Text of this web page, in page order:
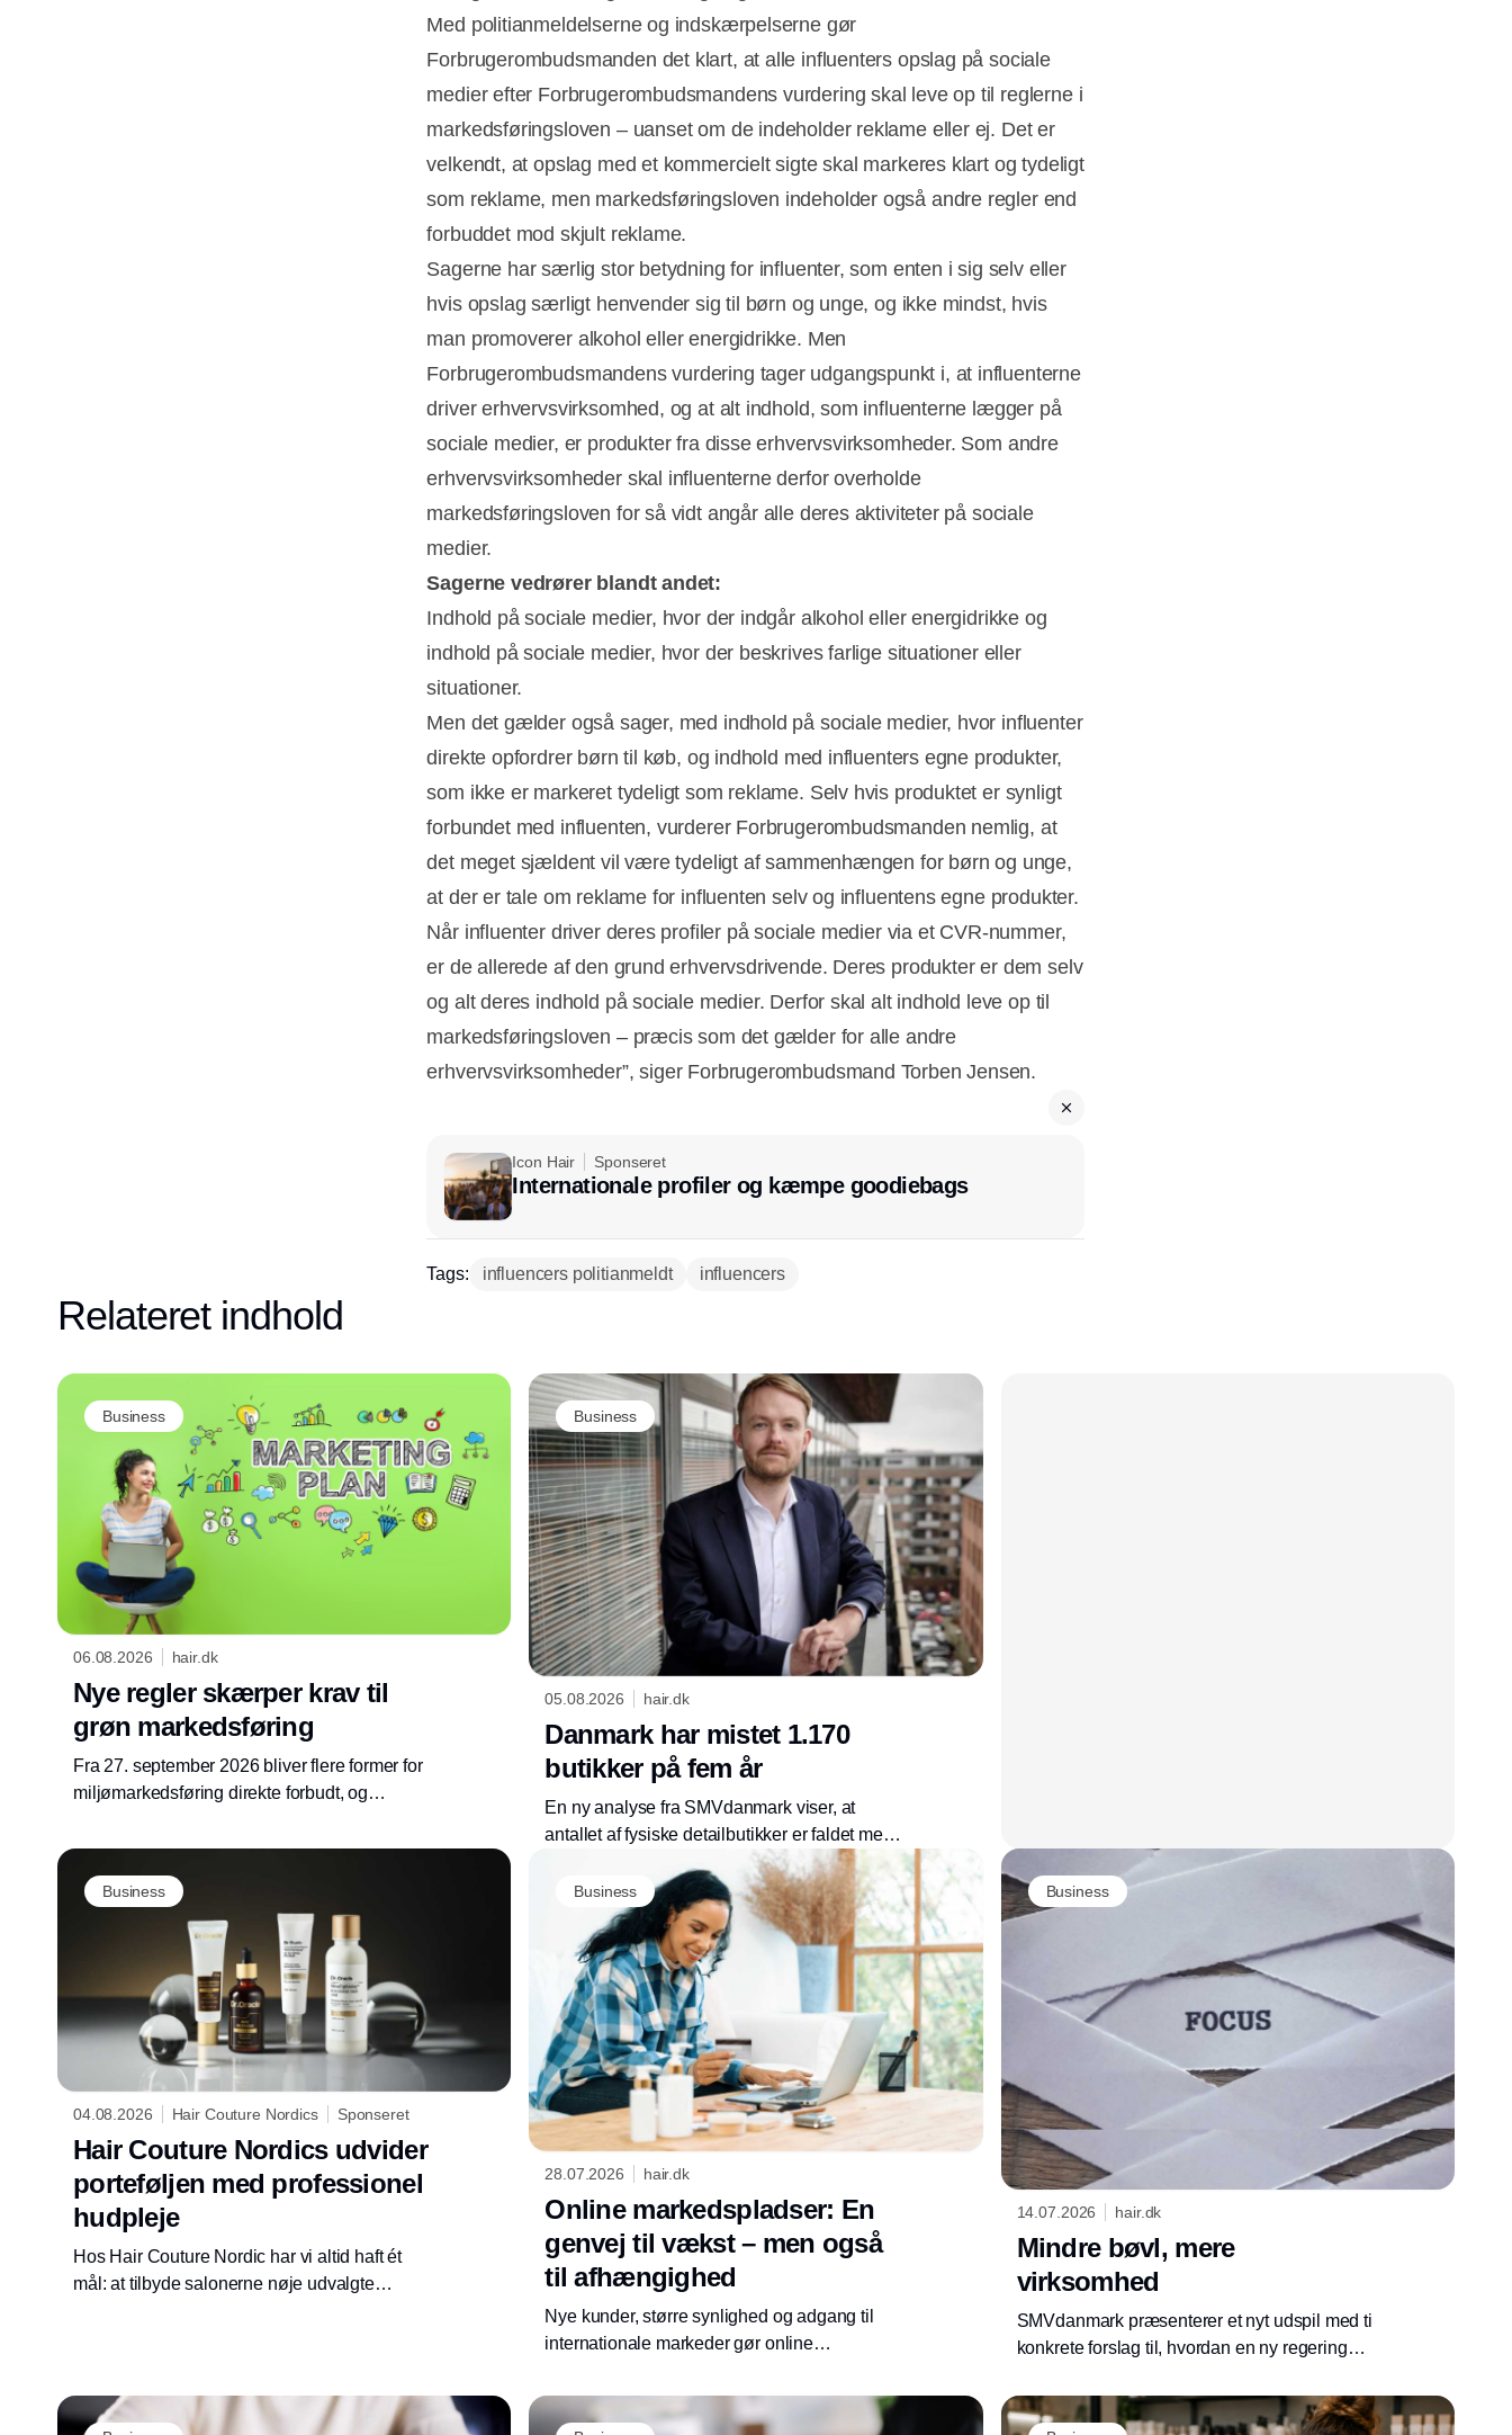
Med politianmeldelserne og indskærpelserne gør
Forbrugerombudsmanden det klart, at alle influenters opslag på sociale
medier efter Forbrugerombudsmandens vurdering skal leve op til reglerne i
markedsføringsloven – uanset om de indeholder reklame eller ej. Det er
velkendt, at opslag med et kommercielt sigte skal markeres klart og tydeligt
som reklame, men markedsføringsloven indeholder også andre regler end
forbuddet mod skjult reklame.
Sagerne har særlig stor betydning for influenter, som enten i sig selv eller
hvis opslag særligt henvender sig til børn og unge, og ikke mindst, hvis
man promoverer alkohol eller energidrikke. Men
Forbrugerombudsmandens vurdering tager udgangspunkt i, at influenterne
driver erhvervsvirksomhed, og at alt indhold, som influenterne lægger på
sociale medier, er produkter fra disse erhvervsvirksomheder. Som andre
erhvervsvirksomheder skal influenterne derfor overholde
markedsføringsloven for så vidt angår alle deres aktiviteter på sociale
medier.
Sagerne vedrører blandt andet:
Indhold på sociale medier, hvor der indgår alkohol eller energidrikke og
indhold på sociale medier, hvor der beskrives farlige situationer eller
situationer.
Men det gælder også sager, med indhold på sociale medier, hvor influenter
direkte opfordrer børn til køb, og indhold med influenters egne produkter,
som ikke er markeret tydeligt som reklame. Selv hvis produktet er synligt
forbundet med influenten, vurderer Forbrugerombudsmanden nemlig, at
det meget sjældent vil være tydeligt af sammenhængen for børn og unge,
at der er tale om reklame for influenten selv og influentens egne produkter.
Når influenter driver deres profiler på sociale medier via et CVR-nummer,
er de allerede af den grund erhvervsdrivende. Deres produkter er dem selv
og alt deres indhold på sociale medier. Derfor skal alt indhold leve op til
markedsføringsloven – præcis som det gælder for alle andre
erhvervsvirksomheder”, siger Forbrugerombudsmand Torben Jensen.
Icon Hair Sponseret
Internationale profiler og kæmpe goodiebags
Tags: influencers politianmeldt influencers
Relateret indhold
Business
06.08.2026 hair.dk
Nye regler skærper krav til
grøn markedsføring
Fra 27. september 2026 bliver flere former for
miljømarkedsføring direkte forbudt, og
sine anbefalinger til virksomheder.
Business
05.08.2026 hair.dk
Danmark har mistet 1.170
butikker på fem år
En ny analyse fra SMVdanmark viser, at
antallet af fysiske detailbutikker er faldet med
7,5 procent siden 2020. Organisationen
efterlyser en politisk akutplan for at bremse
udviklingen.
Business
04.08.2026 Hair Couture Nordics Sponseret
Hair Couture Nordics udvider
porteføljen med professionel
hudpleje
Hos Hair Couture Nordic har vi altid haft ét
mål: at tilbyde salonerne nøje udvalgte
den nyeste tilføjelse til vores portefølje og
samtidig markere begyndelsen på et nyt
Business
28.07.2026 hair.dk
Online markedspladser: En
genvej til vækst – men også
til afhængighed
Nye kunder, større synlighed og adgang til
internationale markeder gør online
virksomheder. Men succesen har en pris: høje
gebyrer, begrænset kontrol og stigende
Business
14.07.2026 hair.dk
Mindre bøvl, mere
virksomhed
SMVdanmark præsenterer et nyt udspil med ti
konkrete forslag til, hvordan en ny regering
mellemstore virksomheder. Mindre
bureaukrati, kortere betalingsfrister og bedre